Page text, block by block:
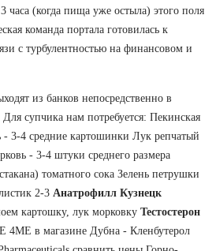
часа (когда пища уже остыла) этого поля
команда портала готовилась к
с турбулентностью на финансовом и
из банков непосредственно в
супчика нам потребуется: Пекинская
- 3-4 средние картошинки Лук репчатый
- 3-4 штуки среднего размера
томатного сока Зелень петрушки
2-3 Анатрофилл Кузнецк
картошку, лук морковку Тестостерон
4ME в магазине Дубна - Кленбутерол